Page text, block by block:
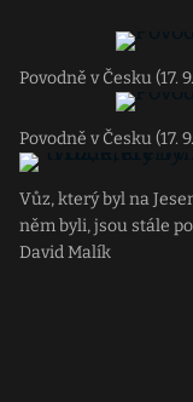
Povodně v Česku (17.
Povodně v Česku (17.
Vůz, který byl na
něm byli, jsou stále
David Malík